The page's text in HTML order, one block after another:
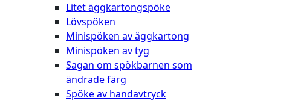
Litet äggkartongspöke
Lövspöken
Minispöken av äggkartong
Minispöken av tyg
Sagan om spökbarnen som
ändrade färg
Spöke av handavtryck